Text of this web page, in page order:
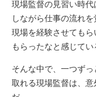
現場監督の見習い時
しながら仕事の流れ
現場を経験させても
もらったなと感じてい
そんな中で、一つず
取れる現場監督は、意